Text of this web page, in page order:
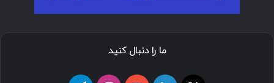
ما را دنبال کنید